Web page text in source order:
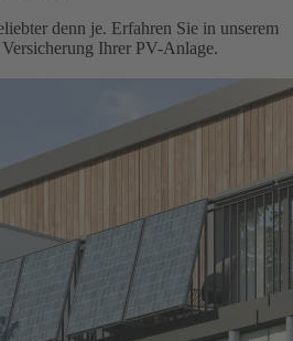
denn je. Erfahren Sie in unserem
Ihrer PV-Anlage.